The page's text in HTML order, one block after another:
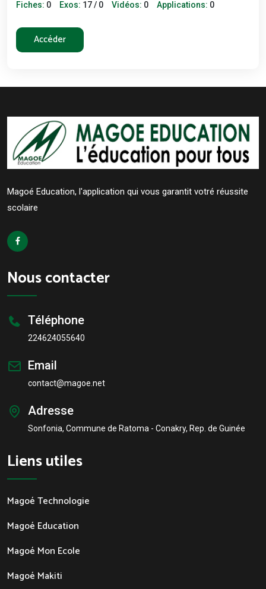
Fiches: 0 Exos: 17 / 0 Vidéos: 0 Applications: 0
Accéder
Magoé Education, l'application qui vous garantit votré réussite
scolaire
Nous contacter
Téléphone
224624055640
Email
contact@magoe.net
Adresse
Sonfonia, Commune de Ratoma - Conakry, Rep. de Guinée
Liens utiles
Magoé Technologie
Magoé Education
Magoé Mon Ecole
Magoé Makiti